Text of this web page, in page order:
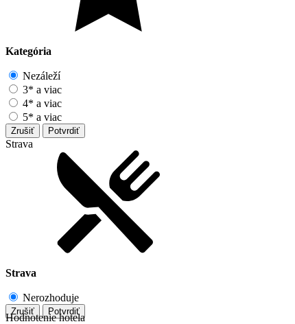
Kategória
Nezáleží
3* a viac
4* a viac
5* a viac
Zrušiť Potvrdiť
Strava
Strava
Nerozhoduje
Zrušiť Potvrdiť
Hodnotenie hotela